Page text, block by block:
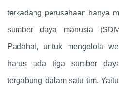
terkadang perusahaan hanya
sumber daya manusia
Padahal, untuk mengelola
harus ada tiga sumber
tergabung dalam satu tim.